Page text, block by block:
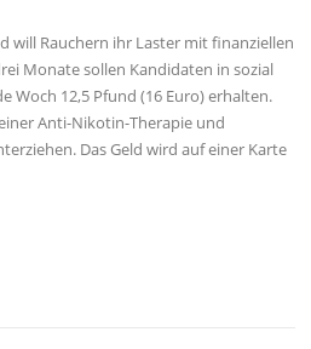
will Rauchern ihr Laster mit finanziellen
Monate sollen Kandidaten in sozial
Woch 12,5 Pfund (16 Euro) erhalten.
Anti-Nikotin-Therapie und
Das Geld wird auf einer Karte